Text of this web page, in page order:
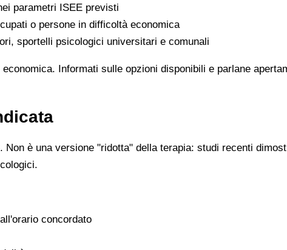
parametri ISEE previsti
o persone in difficoltà economica
sportelli psicologici universitari e comunali
Informati sulle opzioni disponibili e parlane
è una versione "ridotta" della terapia: studi recenti
concordato